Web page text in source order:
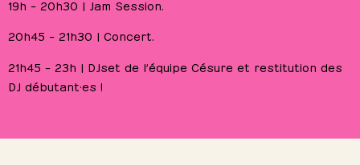
19h – 20h30 | Jam Session.
20h45 – 21h30 | Concert.
21h45 – 23h | DJset de l’équipe Césure et restitution des
DJ débutant·es !